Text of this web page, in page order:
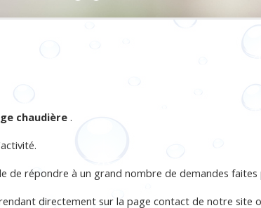
chaudière .
de répondre à un grand nombre de demandes faites
directement sur la page contact de notre site